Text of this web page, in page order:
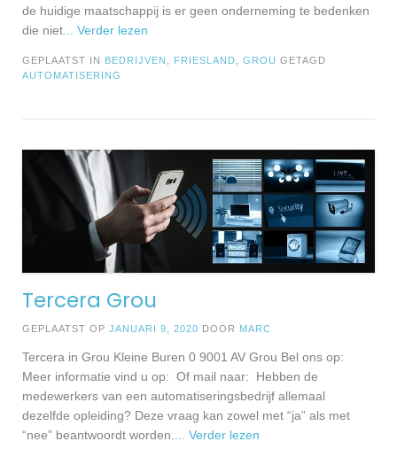
de huidige maatschappij is er geen onderneming te bedenken
die niet... Verder lezen
GEPLAATST IN BEDRIJVEN FRIESLAND GROU GETAGD
AUTOMATISERING
Tercera Grou
GEPLAATST OP JANUARI 9, 2020 DOOR MARC
Tercera in Grou Kleine Buren 0 9001 AV Grou Bel ons op:
Meer informatie vind u op: Of mail naar: Hebben de
medewerkers van een automatiseringsbedrijf allemaal
dezelfde opleiding? Deze vraag kan zowel met “ja” als met
“nee” beantwoordt worden.
... Verder lezen